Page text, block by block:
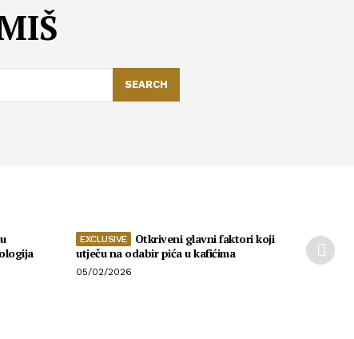
SEARCH
Otkriveni glavni faktori koji
utječu na odabir pića u kafićima
05/02/2026